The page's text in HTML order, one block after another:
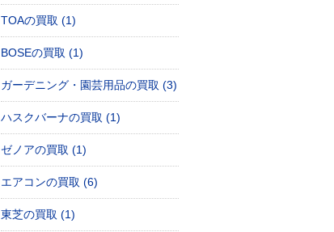
TOAの買取 (1)
BOSEの買取 (1)
ガーデニング・園芸用品の買取 (3)
ハスクバーナの買取 (1)
ゼノアの買取 (1)
エアコンの買取 (6)
東芝の買取 (1)